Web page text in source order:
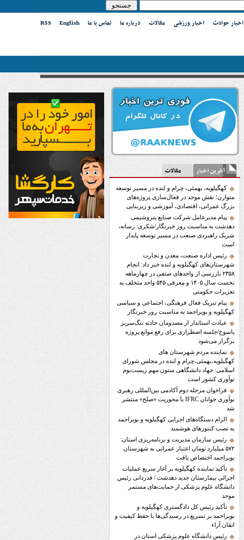
اخبار حوادث اخبار ورزشی مقالات درباره ما تماس با ما English
RSS
آخرین اخبار مقالات
کهگیلویه، بهمئی، چرام و لنده در مسیر توسعه
متوازن؛ نقش موحد در فعال‌سازی پروژه‌های
بزرگ عمرانی، اقتصادی، آموزشی و زیربنایی
پیام مدیرعامل شرکت صنایع پتروشیمی
دهدشت به مناسبت روز خبرنگار/شکری: رسانه،
شریک راهبردی صنعت در مسیر توسعه پایدار
است
رئیس اداره صنعت، معدن و تجارت
شهرستان‌های کهگیلویه و لنده خبر داد: انجام
۲۳۵۸ بازرسی از واحدهای صنفی در چهارماهه
نخست سال ۱۴۰۵ و معرفی ۵۴۵ واحد متخلف به
تعزیرات حکومتی
پیام تبریک فعال فرهنگی، اجتماعی و سیاسی
کهگیلویه و بویراحمد به مناسبت روز خبرنگار
عیادت استاندار از مصدومان حادثه تنگ‌سریز
یاسوج/جلسه اضطراری برای رفع موانع پروژه
برگزار می‌شود
نماینده‌ مردم شهرستان های
کهگیلویه،بهمئی،چرام و لنده در مجلس شورای
اسلامی: جهاد دانشگاهی ستون مهم زیست‌بوم
نوآوری کشور است
فراخوان مرحله دوم آکادمی بین‌المللی رهبری
نوآوری جوانان IFRC با محوریت «صلح» منتشر
شد
الزام دستگاه‌های اجرایی کهگیلویه و بویراحمد
به نصب کنتورهای هوشمند
رئیس سازمان مدیریت و برنامه‌ریزی استان:
۵۷۲ میلیارد تومان اعتبار عمرانی به شهرستان
بویراحمد اختصاص یافت
تأکید نماینده کهگیلویه بر آغاز سریع عملیات
اجرائی بیمارستان جدید دهدشت / قدردانی رئیس
دانشگاه علوم پزشکی از حمایت‌های مستمر
موحد
تأکید رئیس کل دادگستری کهگیلویه و
بویراحمد بر تسریع در رسیدگی‌ها با حفظ کیفیت و
اتقان آراء
رئیس دانشگاه علوم پزشکی استان در